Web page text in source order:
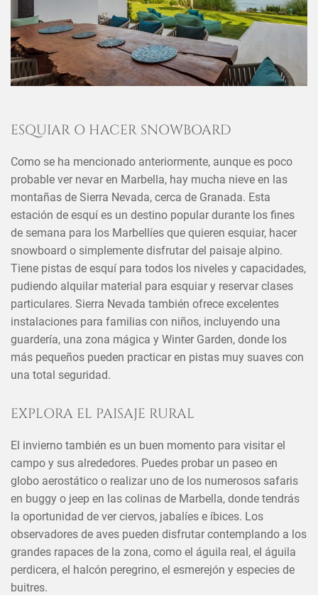
ESQUIAR O HACER SNOWBOARD
Como se ha mencionado anteriormente, aunque es poco
probable ver nevar en Marbella, hay mucha nieve en las
montañas de Sierra Nevada, cerca de Granada. Esta
estación de esquí es un destino popular durante los fines
de semana para los Marbellíes que quieren esquiar, hacer
snowboard o simplemente disfrutar del paisaje alpino.
Tiene pistas de esquí para todos los niveles y capacidades,
pudiendo alquilar material para esquiar y reservar clases
particulares. Sierra Nevada también ofrece excelentes
instalaciones para familias con niños, incluyendo una
guardería, una zona mágica y Winter Garden, donde los
más pequeños pueden practicar en pistas muy suaves con
una total seguridad.
EXPLORA EL PAISAJE RURAL
El invierno también es un buen momento para visitar el
campo y sus alrededores. Puedes probar un paseo en
globo aerostático o realizar uno de los numerosos safaris
en buggy o jeep en las colinas de Marbella, donde tendrás
la oportunidad de ver ciervos, jabalíes e íbices. Los
observadores de aves pueden disfrutar contemplando a los
grandes rapaces de la zona, como el águila real, el águila
perdicera, el halcón peregrino, el esmerejón y especies de
buitres.
COMPARTIR ESTE ARTÍCULO
EN
×